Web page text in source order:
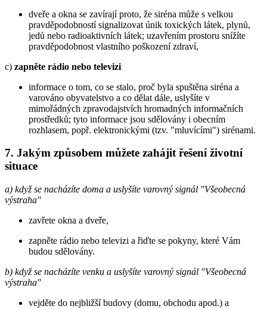
dveře a okna se zavírají proto, že siréna může s velkou
pravděpodobností signalizovat únik toxických látek, plynů,
jedů nebo radioaktivních látek; uzavřením prostoru snížíte
pravděpodobnost vlastního poškození zdraví,
c) zapněte rádio nebo televizi
informace o tom, co se stalo, proč byla spuštěna siréna a
varováno obyvatelstvo a co dělat dále, uslyšíte v
mimořádných zpravodajstvích hromadných informačních
prostředků; tyto informace jsou sdělovány i obecním
rozhlasem, popř. elektronickými (tzv. "mluvícími") sirénami.
7. Jakým způsobem můžete zahájit řešení životní
situace
a) když se nacházíte doma a uslyšíte varovný signál "Všeobecná
výstraha"
zavřete okna a dveře,
zapněte rádio nebo televizi a řiďte se pokyny, které Vám
budou sdělovány.
b) když se nacházíte venku a uslyšíte varovný signál "Všeobecná
výstraha"
vejděte do nejbližší budovy (domu, obchodu apod.) a